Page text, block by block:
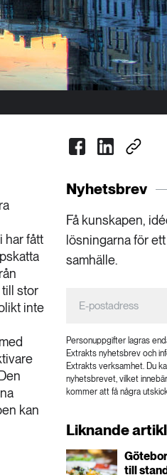
har fått
stor
inte
kan
Nyhetsbrev
Få kunskapen,
lösningarna för
samhälle.
Personuppgifter lagras
Extrakts nyhetsbrev och
Extrakts verksamhet. Du
nyhetsbrevet, vilket
kommer att få några
Liknande
till